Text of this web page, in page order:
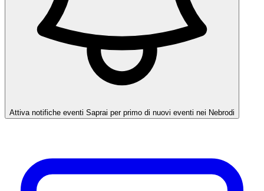
Attiva notifiche eventi Saprai per primo di nuovi eventi nei Nebrodi